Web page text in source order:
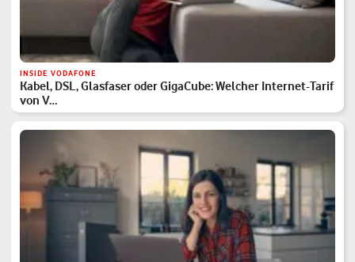
INSIDE VODAFONE
Kabel, DSL, Glasfaser oder GigaCube: Welcher Internet-Tarif
von V…